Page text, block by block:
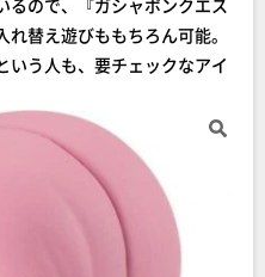
るので、『ガシャポンクエス
替え遊びももちろん可能。
いう人も、要チェックなアイ